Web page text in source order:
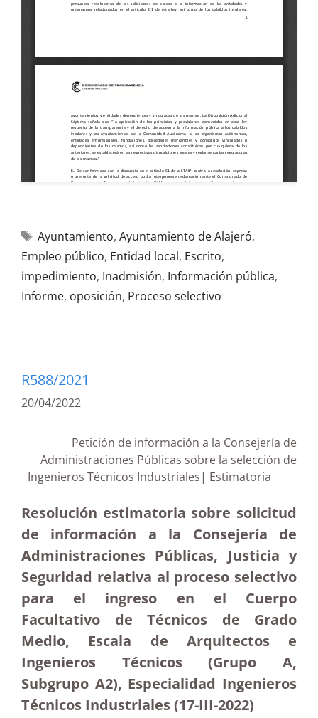
Ayuntamiento, Ayuntamiento de Alajeró,
Empleo público, Entidad local, Escrito,
impedimiento, Inadmisión, Información pública,
Informe, oposición, Proceso selectivo
R588/2021
20/04/2022
Petición de información a la Consejería de
Administraciones Públicas sobre la selección de
Ingenieros Técnicos Industriales| Estimatoria
Resolución estimatoria sobre solicitud
de información a la Consejería de
Administraciones Públicas, Justicia y
Seguridad relativa al proceso selectivo
para el ingreso en el Cuerpo
Facultativo de Técnicos de Grado
Medio, Escala de Arquitectos e
Ingenieros Técnicos (Grupo A,
Subgrupo A2), Especialidad Ingenieros
Técnicos Industriales(17-III-2022)